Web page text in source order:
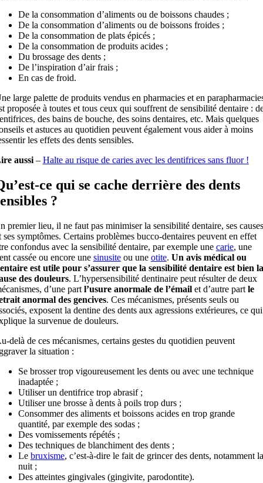
De la consommation d’aliments ou de boissons chaudes ;
De la consommation d’aliments ou de boissons froides ;
De la consommation de plats épicés ;
De la consommation de produits acides ;
Du brossage des dents ;
De l’inspiration d’air frais ;
En cas de froid.
large palette de produits vendus en pharmacies et en
proposée à toutes et tous ceux qui souffrent de sensibilité dentaire :
des bains de bouche, des soins dentaires, etc. Mais quelques
et astuces au quotidien peuvent également vous aider à moins
les effets des dents sensibles.
aussi– Halte au risque de caries avec les dentifrices sans fluor !
ce qui se cache derrière des dents
?
premier lieu, il ne faut pas minimiser la sensibilité dentaire, ses causes
ses symptômes. Certains problèmes bucco-dentaires peuvent en effet
confondus avec la sensibilité dentaire, par exemple une carie, une
cassée ou encore une sinusiteou une otite. Un avis médical ou
est utile pour s’assurer que la sensibilité dentaire est bien la
des douleurs. L’hypersensibilité dentinaire peut résulter de deux
d’une part l’usure anormale de l’émailet d’autre part le
anormal des gencives. Ces mécanismes, présents seuls ou
exposent la dentine des dents aux agressions extérieures, ce qui
la survenue de douleurs.
delà de ces mécanismes, certains gestes du quotidien peuvent
la situation :
Se brosser trop vigoureusement les dents ou avec une technique
inadaptée ;
Utiliser un dentifrice trop abrasif ;
Utiliser une brosse à dents à poils trop durs ;
Consommer des aliments et boissons acides en trop grande
quantité, par exemple des sodas ;
Des vomissements répétés ;
Des techniques de blanchiment des dents ;
Le bruxisme, c’est-à-dire le fait de grincer des dents, notamment la
nuit ;
Des atteintes gingivales (gingivite, parodontite).